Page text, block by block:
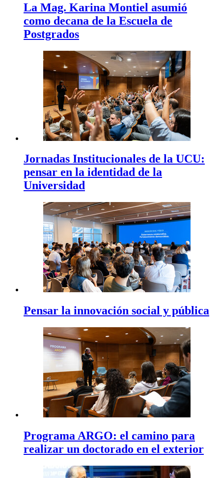
La Mag. Karina Montiel asumió
como decana de la Escuela de
Postgrados
Jornadas Institucionales de la UCU:
pensar en la identidad de la
Universidad
Pensar la innovación social y pública
Programa ARGO: el camino para
realizar un doctorado en el exterior